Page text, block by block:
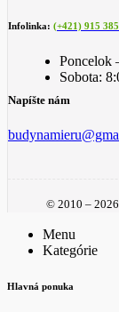
Infolinka: (+421) 915
Poncelok
Sobota:
Napíšte nám
© 2010 – 2026
Menu
Kategórie
Hlavná ponuka